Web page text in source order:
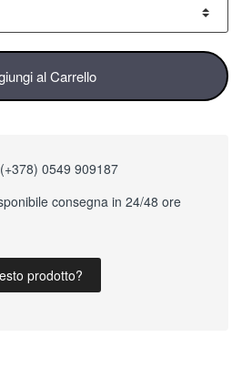
al Carrello
0549 909187
consegna in 24/48 ore
prodotto?